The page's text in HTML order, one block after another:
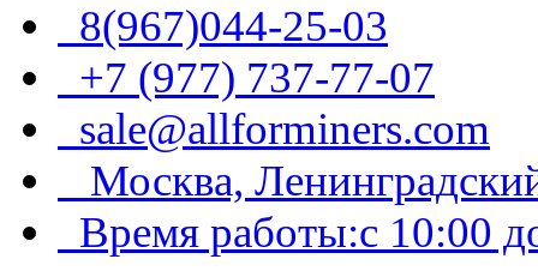
8(967)044-25-03
+7 (977) 737-77-07
sale@allforminers.com
Москва,
Время работы:с 10:00